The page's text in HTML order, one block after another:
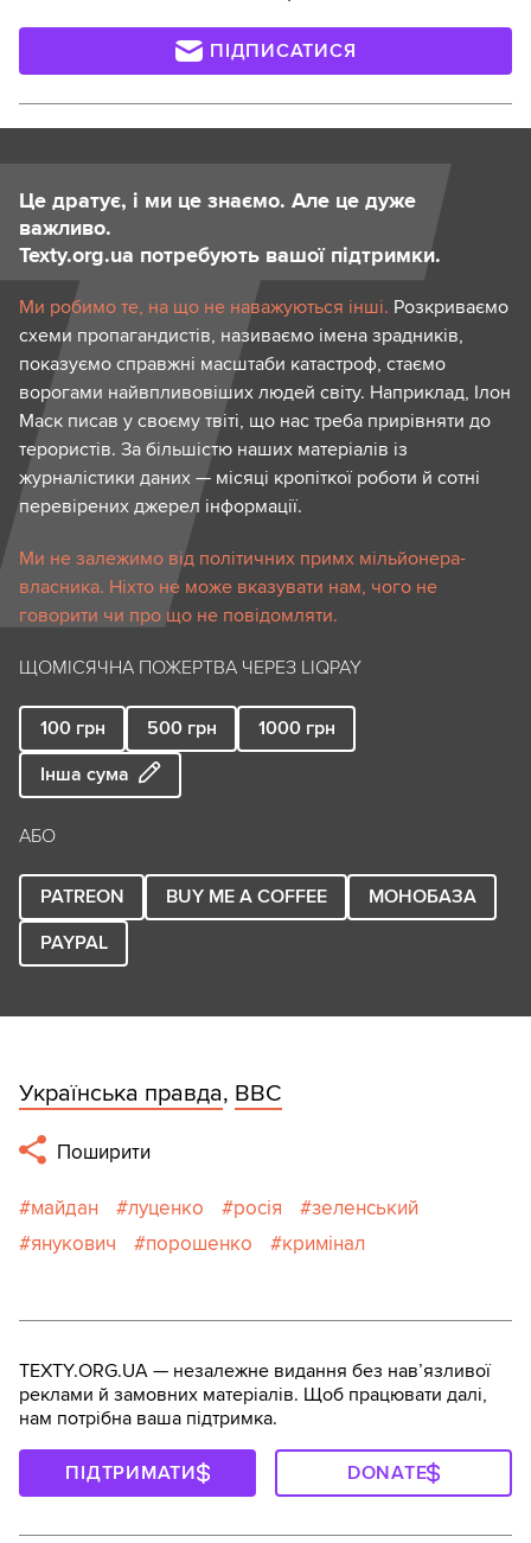
ПІДПИСАТИСЯ
Це дратує, і ми це знаємо. Але це дуже
важливо.
Texty.org.ua потребують вашої підтримки.
Ми робимо те, на що не наважуються інші. Розкриваємо
схеми пропагандистів, називаємо імена зрадників,
показуємо справжні масштаби катастроф, стаємо
ворогами найвпливовіших людей світу. Наприклад, Ілон
Маск писав у своєму твіті, що нас треба прирівняти до
терористів. За більшістю наших матеріалів із
журналістики даних — місяці кропіткої роботи й сотні
перевірених джерел інформації.
Ми не залежимо від політичних примх мільйонера-
власника. Ніхто не може вказувати нам, чого не
говорити чи про що не повідомляти.
ЩОМІСЯЧНА ПОЖЕРТВА ЧЕРЕЗ LIQPAY
100 грн 500 грн 1000 грн
Інша сума
АБО
PATREON BUY ME A COFFEE
МОНОБАЗА
PAYPAL
Українська правда, ВВС
Поширити
майдан луценко росія
зеленський
янукович
порошенко кримінал
TEXTY.ORG.UA — незалежне видання без навʼязливої
реклами й замовних матеріалів. Щоб працювати далі,
нам потрібна ваша підтримка.
ПІДТРИМАТИ DONATE